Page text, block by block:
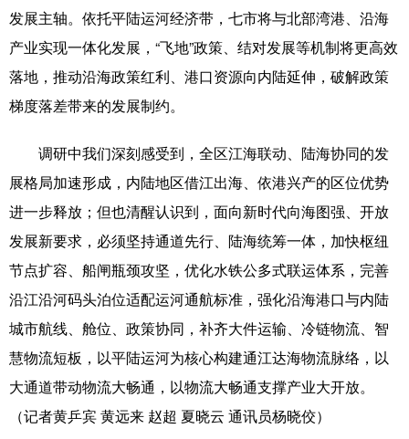
发展主轴。依托平陆运河经济带，七市将与北部湾港、沿海
产业实现一体化发展，“飞地”政策、结对发展等机制将更高效
落地，推动沿海政策红利、港口资源向内陆延伸，破解政策
梯度落差带来的发展制约。
调研中我们深刻感受到，全区江海联动、陆海协同的发
展格局加速形成，内陆地区借江出海、依港兴产的区位优势
进一步释放；但也清醒认识到，面向新时代向海图强、开放
发展新要求，必须坚持通道先行、陆海统筹一体，加快枢纽
节点扩容、船闸瓶颈攻坚，优化水铁公多式联运体系，完善
沿江沿河码头泊位适配运河通航标准，强化沿海港口与内陆
城市航线、舱位、政策协同，补齐大件运输、冷链物流、智
慧物流短板，以平陆运河为核心构建通江达海物流脉络，以
大通道带动物流大畅通，以物流大畅通支撑产业大开放。
（记者黄乒宾 黄远来 赵超 夏晓云 通讯员杨晓佼）